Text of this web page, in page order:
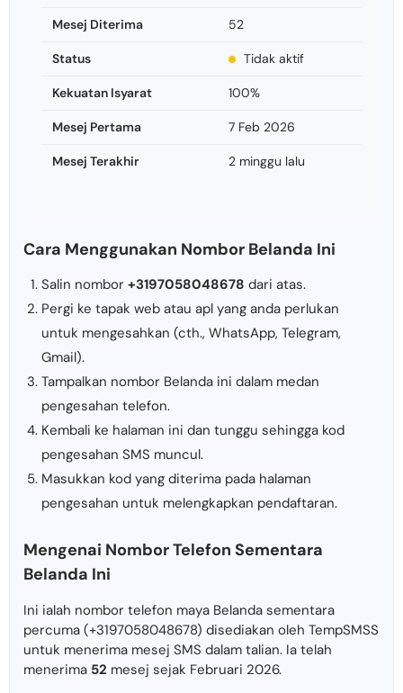
Mesej Diterima 52
Status Tidak aktif
Kekuatan Isyarat 100%
Mesej Pertama 7 Feb 2026
Mesej Terakhir 2 minggu lalu
Cara Menggunakan Nombor Belanda Ini
Salin nombor +3197058048678 dari atas.
Pergi ke tapak web atau apl yang anda perlukan
untuk mengesahkan (cth., WhatsApp, Telegram,
Gmail).
Tampalkan nombor Belanda ini dalam medan
pengesahan telefon.
Kembali ke halaman ini dan tunggu sehingga kod
pengesahan SMS muncul.
Masukkan kod yang diterima pada halaman
pengesahan untuk melengkapkan pendaftaran.
Mengenai Nombor Telefon Sementara
Belanda Ini
Ini ialah nombor telefon maya Belanda sementara
percuma (+3197058048678) disediakan oleh TempSMSS
untuk menerima mesej SMS dalam talian. Ia telah
menerima 52 mesej sejak Februari 2026.